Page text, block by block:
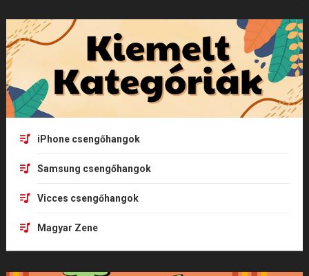
iPhone csengőhangok
Samsung csengőhangok
Vicces csengőhangok
Magyar Zene